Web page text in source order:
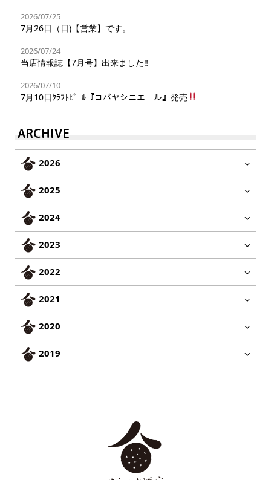
2026/07/25
7月26日（日)【営業】です。
2026/07/24
当店情報誌【7月号】出来ました‼︎
2026/07/10
7月10日ｸﾗﾌﾄﾋﾞｰﾙ『コバヤシニエール』発売
ARCHIVE
2026
2025
2024
2023
2022
2021
2020
2019